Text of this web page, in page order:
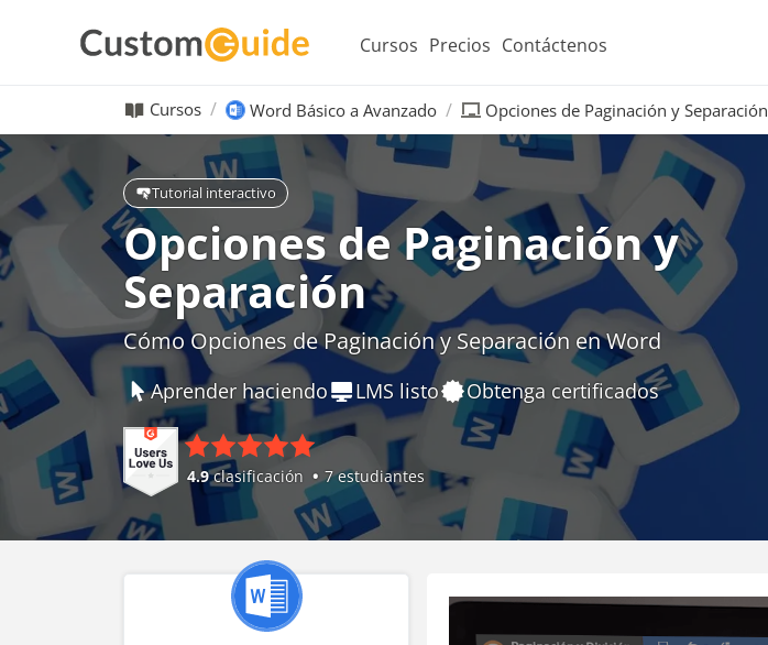
Cursos Precios Contáctenos
Cursos Word Básico a Avanzado Opciones de Paginación y Separación
Tutorial interactivo
Opciones de Paginación y
Separación
Cómo Opciones de Paginación y Separación en Word
Aprender haciendo LMS listo Obtenga certificados
4.9clasificación 7 estudiantes